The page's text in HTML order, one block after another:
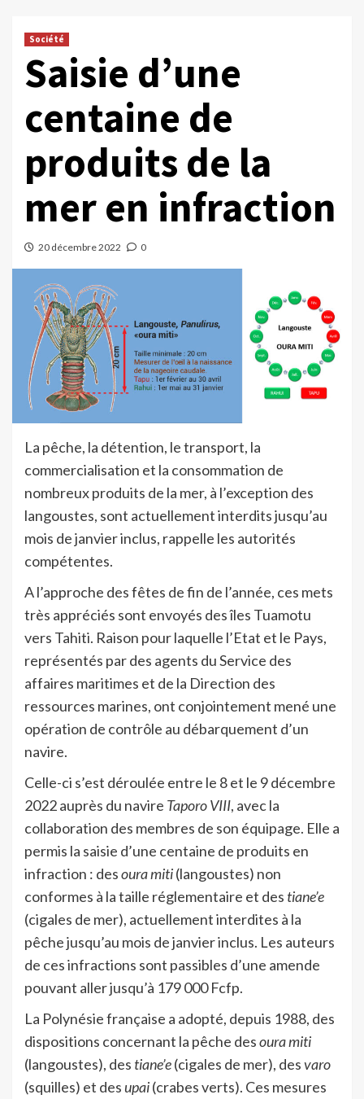
Société
Saisie d’une
centaine de
produits de la
mer en infraction
20 décembre 2022 0
La pêche, la détention, le transport, la
commercialisation et la consommation de
nombreux produits de la mer, à l’exception des
langoustes, sont actuellement interdits jusqu’au
mois de janvier inclus, rappelle les autorités
compétentes.
A l’approche des fêtes de fin de l’année, ces mets
très appréciés sont envoyés des îles Tuamotu
vers Tahiti. Raison pour laquelle l’Etat et le Pays,
représentés par des agents du Service des
affaires maritimes et de la Direction des
ressources marines, ont conjointement mené une
opération de contrôle au débarquement d’un
navire.
Celle-ci s’est déroulée entre le 8 et le 9 décembre
2022 auprès du navire Taporo VIII, avec la
collaboration des membres de son équipage. Elle a
permis la saisie d’une centaine de produits en
infraction : desoura miti(langoustes) non
conformes à la taille réglementaire et des tiane’e
(cigales de mer), actuellement interdites à la
pêche jusqu’au mois de janvier inclus. Les auteurs
de ces infractions sont passibles d’une amende
pouvant aller jusqu’à 179 000 Fcfp.
La Polynésie française a adopté, depuis 1988, des
dispositions concernant la pêche desoura miti
(langoustes), des tiane’e(cigales de mer), desvaro
(squilles) et des upai(crabes verts). Ces mesures